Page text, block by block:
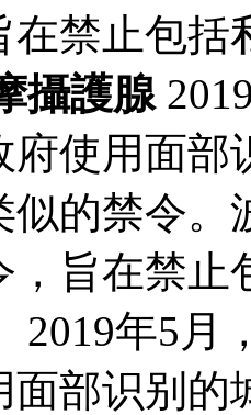
在禁止包括
攝護腺
府使用面部
的禁令。
，旨在禁止
2019年5月
面部识别的